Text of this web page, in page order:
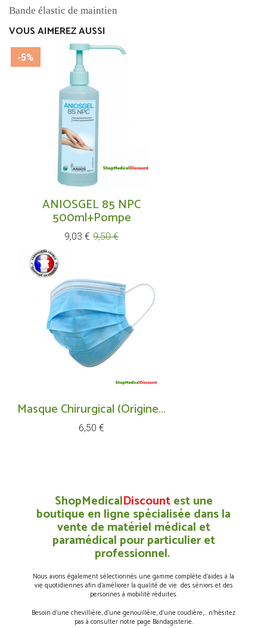
Bande élastic de maintien
VOUS AIMEREZ AUSSI
ANIOSGEL 85 NPC
500ml+pompe
Prix
9,03 € Prix
9,50 €
-5%
Masque Chirurgical (Origine...
Prix
6,50 €
ShopMedicalDiscountest une
boutique en ligne spécialisée dans la
vente de matériel médical et
paramédical pour particulier et
professionnel.
Nous avons également sélectionnés une gamme complète d’aides à la
vie quotidiennes afin d’améliorer la qualité de vie des séniors et des
personnes à mobilité réduites.
Besoin d’une chevillière, d’une genouillère, d’une coudière,… n’hésitez
pas à consulter notre page Bandagisterie.